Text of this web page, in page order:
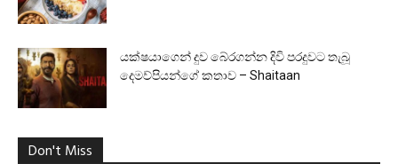
යක්ෂයාගෙන් දුව බේරගන්න දිවි පරදුවට තැබූ
දෙමව්පියන්ගේ කතාව – Shaitaan
Don't Miss